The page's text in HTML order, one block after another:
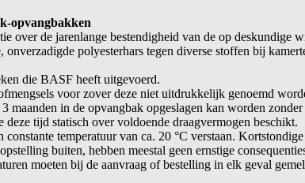
opvangbakken
over de jarenlange bestendigheid van de op deskundige
onverzadigde polyesterhars tegen diverse stoffen bij
die BASF heeft uitgevoerd.
voor zover deze niet uitdrukkelijk genoemd
maanden in de opvangbak opgeslagen kan worden
deze tijd statisch over voldoende draagvermogen beschikt.
temperatuur van ca. 20 °C verstaan.
buiten, hebben meestal geen ernstige
moeten bij de aanvraag of bestelling in elk geval